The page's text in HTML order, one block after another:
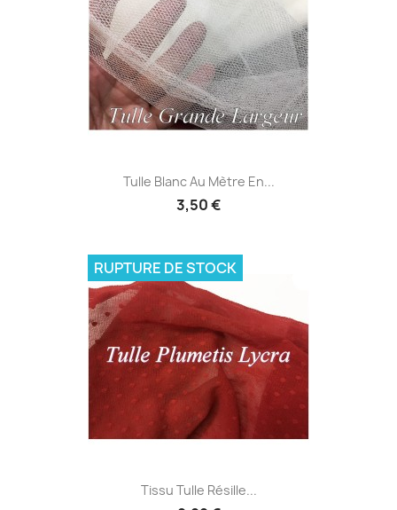
Tulle Blanc Au Mètre En...
3,50 €
Tissu Tulle Résille...
RUPTURE DE STOCK